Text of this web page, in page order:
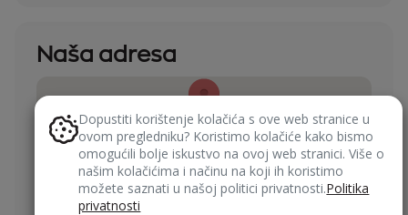
Naša adresa
IN MOBILE ACCESSORIES d.o.o.
Dopustiti korištenje kolačića s ove web stranice u
ovom pregledniku? Koristimo kolačiće kako bismo
omogućili bolje iskustvo na ovoj web stranici. Više o
našim kolačićima i načinu na koji ih koristimo
možete saznati u našoj politici privatnosti.Politika
privatnosti